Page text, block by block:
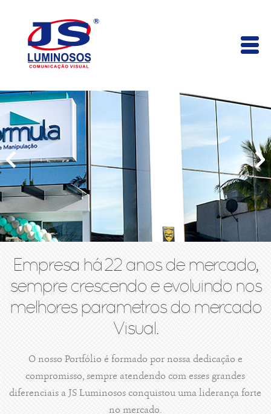
Empresa há 22 anos de mercado,
sempre crescendo e evoluindo nos
melhores parametros do mercado
Visual.
O nosso Portfólio é formado por nossa dedicação e
compromisso, sempre atendendo com esses grandes
diferenciais a JS Luminosos conquistou uma liderança forte
no mercado.